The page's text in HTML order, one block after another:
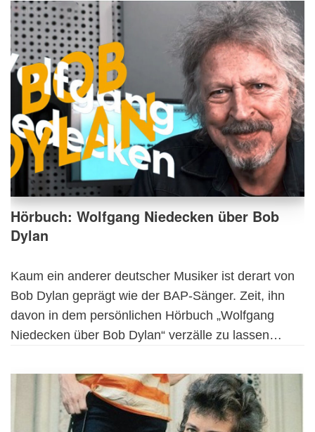
Hörbuch: Wolfgang Niedecken über Bob
Dylan
Kaum ein anderer deutscher Musiker ist derart von
Bob Dylan geprägt wie der BAP-Sänger. Zeit, ihn
davon in dem persönlichen Hörbuch „Wolfgang
Niedecken über Bob Dylan“ verzälle zu lassen…